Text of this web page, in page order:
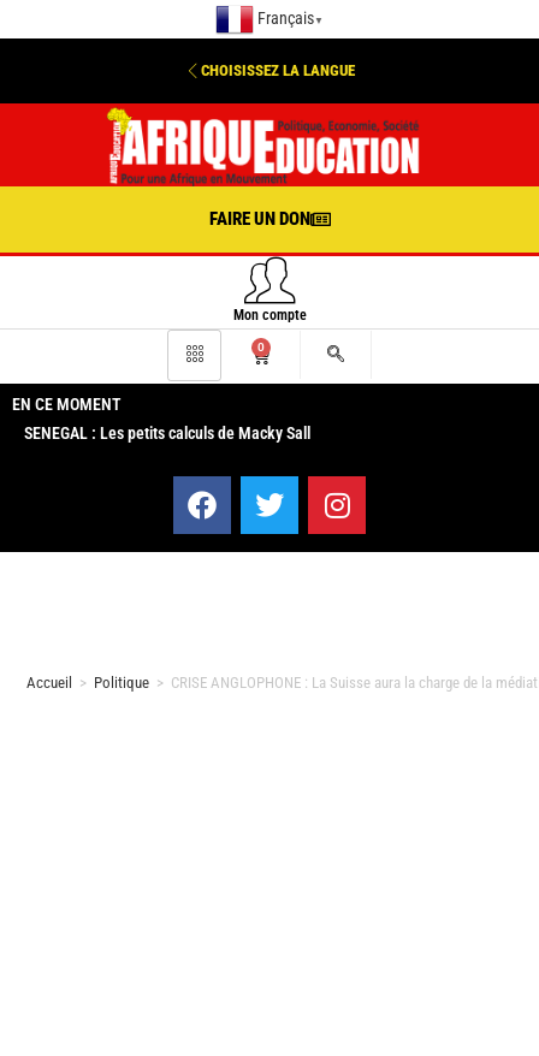
Français ▼
CHOISISSEZ LA LANGUE
FAIRE UN DON
Mon compte
0
EN CE MOMENT
SENEGAL : Les petits calculs de Macky Sall
Accueil > Politique > CRISE ANGLOPHONE : La Suisse aura la charge de la